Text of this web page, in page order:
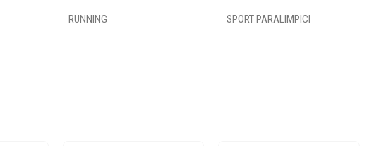
RUNNING SPORT PARALIMPICI